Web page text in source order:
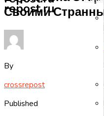
repost.ru
Своими
By
crossrepost
Published